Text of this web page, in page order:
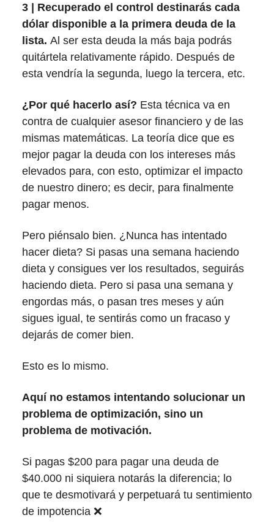
3 | Recuperado el control destinarás cada
dólar disponible a la primera deuda de la
lista. Al ser esta deuda la más baja podrás
quitártela relativamente rápido. Después de
esta vendría la segunda, luego la tercera, etc.
¿Por qué hacerlo así? Esta técnica va en
contra de cualquier asesor financiero y de las
mismas matemáticas. La teoría dice que es
mejor pagar la deuda con los intereses más
elevados para, con esto, optimizar el impacto
de nuestro dinero; es decir, para finalmente
pagar menos.
Pero piénsalo bien. ¿Nunca has intentado
hacer dieta? Si pasas una semana haciendo
dieta y consigues ver los resultados, seguirás
haciendo dieta. Pero si pasa una semana y
engordas más, o pasan tres meses y aún
sigues igual, te sentirás como un fracaso y
dejarás de comer bien.
Esto es lo mismo.
Aquí no estamos intentando solucionar un
problema de optimización, sino un
problema de motivación.
Si pagas $200 para pagar una deuda de
$40.000 ni siquiera notarás la diferencia; lo
que te desmotivará y perpetuará tu sentimiento
de impotencia ❌